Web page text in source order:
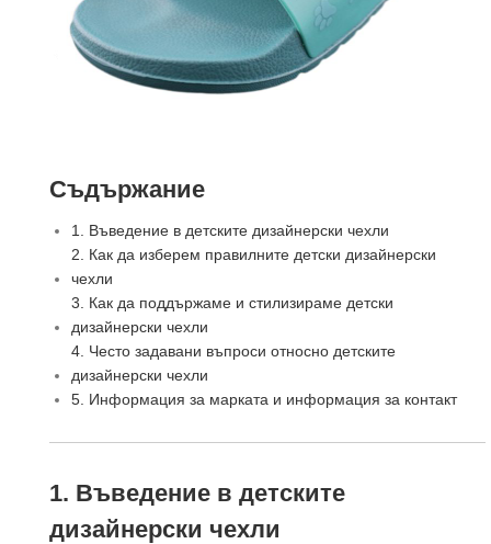
Съдържание
1. Въведение в детските дизайнерски чехли
2. Как да изберем правилните детски дизайнерски
чехли
3. Как да поддържаме и стилизираме детски
дизайнерски чехли
4. Често задавани въпроси относно детските
дизайнерски чехли
5. Информация за марката и информация за контакт
1. Въведение в детските
дизайнерски чехли